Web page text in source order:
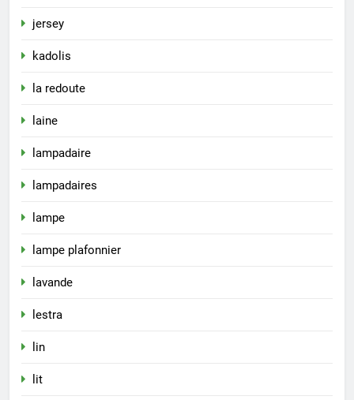
jersey
kadolis
la redoute
laine
lampadaire
lampadaires
lampe
lampe plafonnier
lavande
lestra
lin
lit